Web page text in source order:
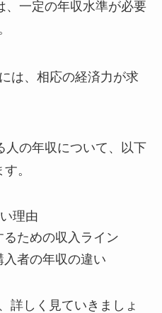
、一定の年収水準が必要
は、相応の経済力が求
人の年収について、以下
。
理由
ための収入ライン
入者の年収の違い
詳しく見ていきましょ